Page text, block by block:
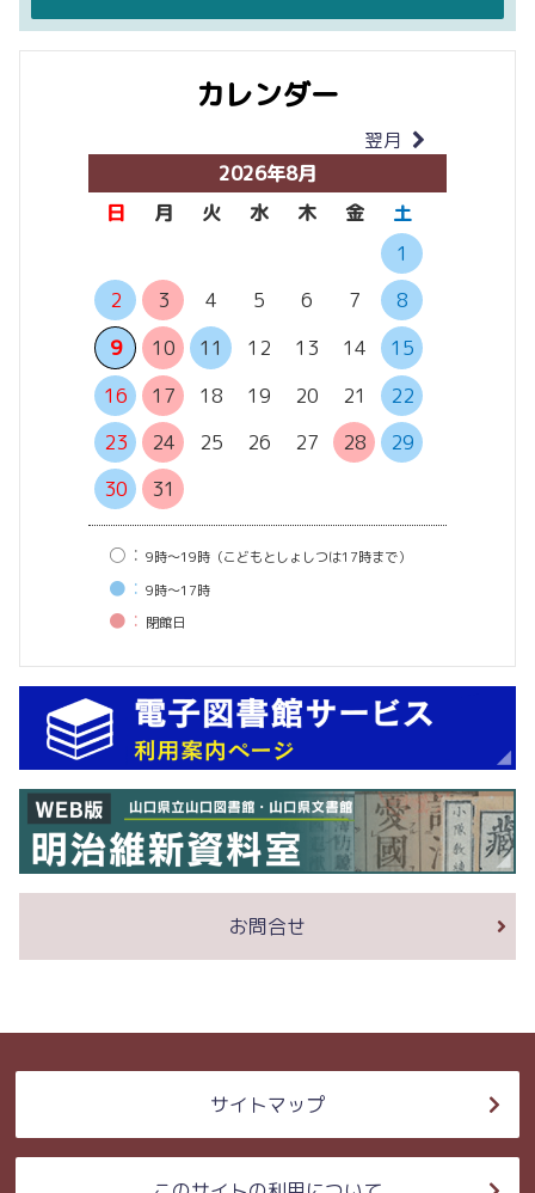
カレンダー
翌月
2026年8月
日
月 火 水 木 金
土
1
2
3 4 5 6 7
8
9
10 11 12 13 14
15
16
17 18 19 20 21
22
23
24 25 26 27 28
29
30
31
○： 9時〜19時（こどもとしょしつは17時まで）
●： 9時〜17時
●： 閉館⽇
お問合せ
サイトマップ